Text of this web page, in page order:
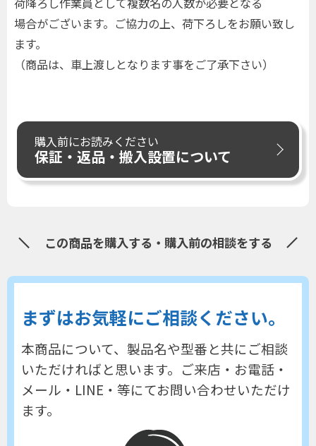
場合がございます。ご協力の上、荷下ろしをお願い致し
ます。
（商品は、車上渡しとなります事をご了承下さい）
購入前にお読みください
保証・返品・搬入設置について
この商品を購入する・購入前の相談をする
まずはお気軽にご相談ください。
本商品について、製品名や型番と共にご相談
いただければと思います。 ご来店・お電話・
メール・LINE・等にてお問い合わせいただけ
ます。